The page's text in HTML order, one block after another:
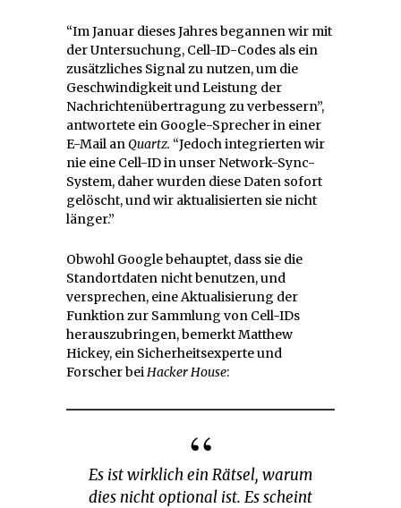
“Im Januar dieses Jahres begannen wir mit
der Untersuchung, Cell-ID-Codes als ein
zusätzliches Signal zu nutzen, um die
Geschwindigkeit und Leistung der
Nachrichtenübertragung zu verbessern”,
antwortete ein Google-Sprecher in einer
E-Mail anQuartz. “Jedoch integrierten wir
nie eine Cell-ID in unser Network-Sync-
System, daher wurden diese Daten sofort
gelöscht, und wir aktualisierten sie nicht
länger.”
Obwohl Google behauptet, dass sie die
Standortdaten nicht benutzen, und
versprechen, eine Aktualisierung der
Funktion zur Sammlung von Cell-IDs
herauszubringen, bemerkt Matthew
Hickey, ein Sicherheitsexperte und
Forscher beiHacker House:
Es ist wirklich ein Rätsel, warum
dies nicht optional ist. Es scheint